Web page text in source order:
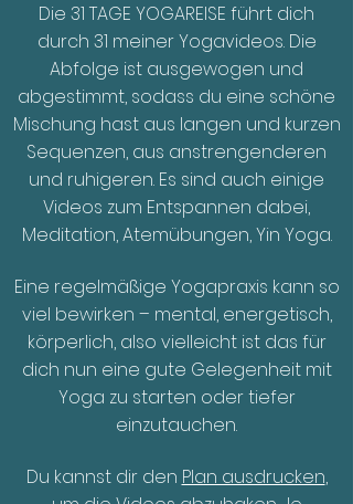
Die 31 TAGE YOGAREISE führt dich
durch 31 meiner Yogavideos. Die
Abfolge ist ausgewogen und
abgestimmt, sodass du eine schöne
Mischung hast aus langen und kurzen
Sequenzen, aus anstrengenderen
und ruhigeren. Es sind auch einige
Videos zum Entspannen dabei,
Meditation, Atemübungen, Yin Yoga.
Eine regelmäßige Yogapraxis kann so
viel bewirken – mental, energetisch,
körperlich, also vielleicht ist das für
dich nun eine gute Gelegenheit mit
Yoga zu starten oder tiefer
einzutauchen.
Du kannst dir den Plan ausdrucken,